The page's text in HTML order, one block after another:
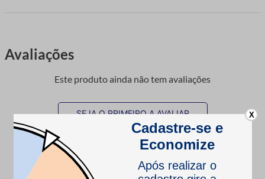
Avaliações
Este produto ainda não tem avaliações
SEJA O PRIMEIRO A AVALIAR X